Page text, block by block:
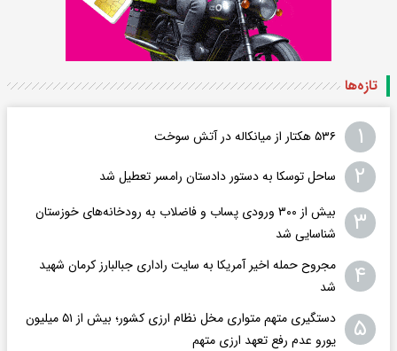
تازه‌ها
۱ ۵۳۶ هکتار از میانکاله در آتش سوخت
۲ ساحل توسکا به دستور دادستان رامسر تعطیل شد
۳
بیش از ۳۰۰ ورودی پساب و فاضلاب به رودخانه‌های خوزستان
شناسایی شد
۴
مجروح حمله اخیر آمریکا به سایت راداری جبالبارز کرمان شهید
شد
۵
دستگیری متهم متواری مخل نظام ارزی کشور؛ بیش از ۵۱ میلیون
یورو عدم رفع تعهد ارزی متهم